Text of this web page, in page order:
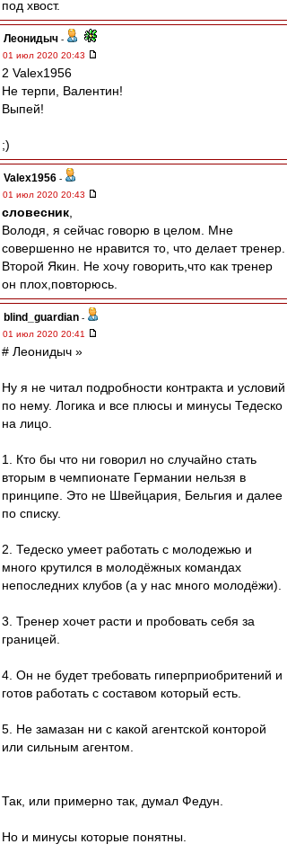
под хвост.
Леонидыч -
01 июл 2020 20:43
2 Valex1956
Не терпи, Валентин!
Выпей!
;)
Valex1956 -
01 июл 2020 20:43
словесник
Володя, я сейчас говорю в целом. Мне
совершенно не нравится то, что делает тренер.
Второй Якин. Не хочу говорить,что как тренер
он плох,повторюсь.
blind_guardian -
01 июл 2020 20:41
# Леонидыч »
Ну я не читал подробности контракта и условий
по нему. Логика и все плюсы и минусы Тедеско
на лицо.
1. Кто бы что ни говорил но случайно стать
вторым в чемпионате Германии нельзя в
принципе. Это не Швейцария, Бельгия и далее
по списку.
2. Тедеско умеет работать с молодежью и
много крутился в молодёжных командах
непоследних клубов (а у нас много молодёжи).
3. Тренер хочет расти и пробовать себя за
границей.
4. Он не будет требовать гиперприобритений и
готов работать с составом который есть.
5. Не замазан ни с какой агентской конторой
или сильным агентом.
Так, или примерно так, думал Федун.
Но и минусы которые понятны.